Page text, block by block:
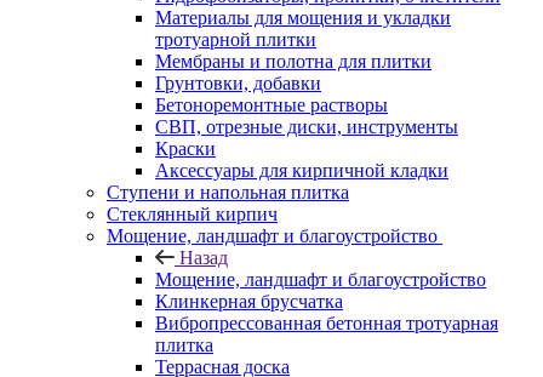
Материалы для мощения и укладки
тротуарной плитки
Мембраны и полотна для плитки
Грунтовки, добавки
Бетоноремонтные растворы
СВП, отрезные диски, инструменты
Краски
Аксессуары для кирпичной кладки
Ступени и напольная плитка
Cтеклянный кирпич
Мощение, ландшафт и благоустройство
Назад
Мощение, ландшафт и благоустройство
Клинкерная брусчатка
Вибропрессованная бетонная тротуарная
плитка
Террасная доска